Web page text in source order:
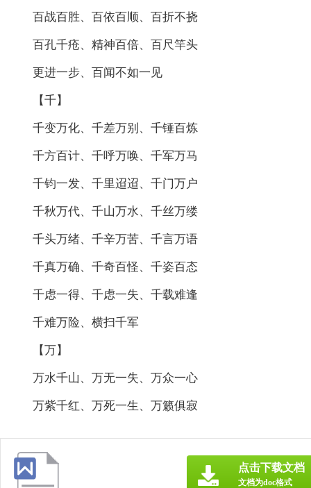
百战百胜、百依百顺、百折不挠
百孔千疮、精神百倍、百尺竿头
更进一步、百闻不如一见
【千】
千变万化、千差万别、千锤百炼
千方百计、千呼万唤、千军万马
千钧一发、千里迢迢、千门万户
千秋万代、千山万水、千丝万缕
千头万绪、千辛万苦、千言万语
千真万确、千奇百怪、千姿百态
千虑一得、千虑一失、千载难逢
千难万险、横扫千军
【万】
万水千山、万无一失、万众一心
万紫千红、万死一生、万籁俱寂
点击下载文档
文档为doc格式